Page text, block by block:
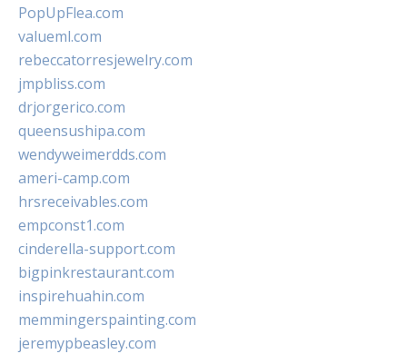
PopUpFlea.com
valueml.com
rebeccatorresjewelry.com
jmpbliss.com
drjorgerico.com
queensushipa.com
wendyweimerdds.com
ameri-camp.com
hrsreceivables.com
empconst1.com
cinderella-support.com
bigpinkrestaurant.com
inspirehuahin.com
memmingerspainting.com
jeremypbeasley.com